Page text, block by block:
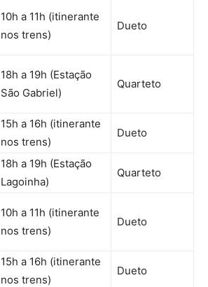
10h a 11h (itinerante
nos trens)
Dueto
18h a 19h (Estação
São Gabriel)
Quarteto
15h a 16h (itinerante
nos trens)
Dueto
18h a 19h (Estação
Lagoinha)
Quarteto
10h a 11h (itinerante
nos trens)
Dueto
15h a 16h (itinerante
nos trens)
Dueto